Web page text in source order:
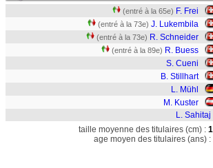
(entré à la 65e) F. Frei
(entré à la 73e) J. Lukembila
(entré à la 73e) R. Schneider
(entré à la 89e) R. Buess
S. Cueni
B. Stillhart
L. Mühl
M. Kuster
L. Sahitaj
taille moyenne des titulaires (cm) :
age moyen des titulaires (ans) :